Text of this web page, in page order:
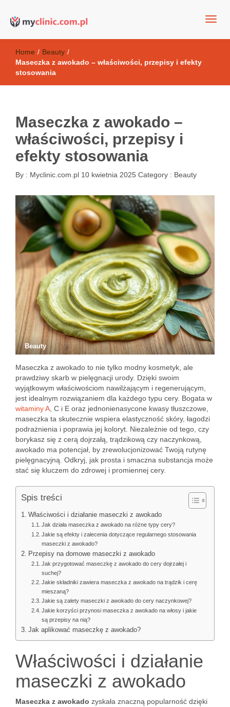
Kosmetyki antyoksydacyjne
Home / Beauty /
Maseczka z awokado – właściwości, przepisy i efekty
stosowania
Maseczka z awokado –
właściwości, przepisy i
efekty stosowania
By : Myclinic.com.pl 10 kwietnia 2025 Category : Beauty
Beauty
Maseczka z awokado to nie tylko modny kosmetyk, ale
prawdziwy skarb w pielęgnacji urody. Dzięki swoim
wyjątkowym właściwościom nawilżającym i regenerującym,
jest idealnym rozwiązaniem dla każdego typu cery. Bogata w
witaminy A , C i E oraz jednonienasycone kwasy tłuszczowe,
maseczka ta skutecznie wspiera elastyczność skóry, łagodzi
podrażnienia i poprawia jej koloryt. Niezależnie od tego, czy
borykasz się z cerą dojrzałą, trądzikową czy naczynkową,
awokado ma potencjał, by zrewolucjonizować Twoją rutynę
pielęgnacyjną. Odkryj, jak prosta i smaczna substancja może
stać się kluczem do zdrowej i promiennej cery.
Spis treści
Właściwości i działanie maseczki z awokado
Jak działa maseczka z awokado na różne typy cery?
Jakie są efekty i zalecenia dotyczące regularnego stosowania
maseczki z awokado?
Przepisy na domowe maseczki z awokado
Jak przygotować maseczkę z awokado do cery dojrzałej i
suchej?
Jakie składniki zawiera maseczka z awokado na trądzik i cerę
mieszaną?
Jakie są zalety maseczki z awokado do cery naczynkowej?
Jakie korzyści przynosi maseczka z awokado na włosy i jakie
są przepisy na nią?
Jak aplikować maseczkę z awokado?
Właściwości i działanie
maseczki z awokado
Maseczka z awokado zyskała znaczną popularność dzięki